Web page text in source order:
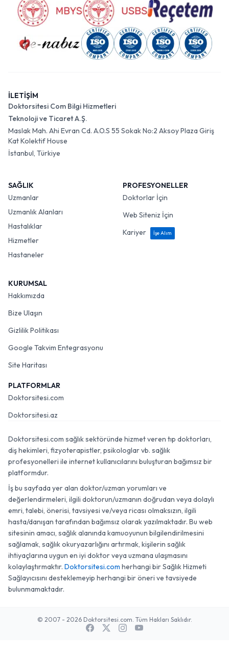
İLETİŞİM
Doktorsitesi Com Bilgi Hizmetleri
Teknoloji ve Ticaret A.Ş.
Maslak Mah. Ahi Evran Cd. A.O.S 55 Sokak No:2 Aksoy Plaza Giriş
Kat Kolektif House
İstanbul, Türkiye
SAĞLIK
Uzmanlar
Uzmanlık Alanları
Hastalıklar
Hizmetler
Hastaneler
PROFESYONELLER
Doktorlar İçin
Web Siteniz İçin
Kariyer
İşe Alım
KURUMSAL
Hakkımızda
Bize Ulaşın
Gizlilik Politikası
Google Takvim Entegrasyonu
Site Haritası
PLATFORMLAR
Doktorsitesi.com
Doktorsitesi.az
Doktorsitesi.com sağlık sektöründe hizmet veren tıp doktorları,
diş hekimleri, fizyoterapistler, psikologlar vb. sağlık
profesyonelleri ile internet kullanıcılarını buluşturan bağımsız bir
platformdur.
İş bu sayfada yer alan doktor/uzman yorumları ve
değerlendirmeleri, ilgili doktorun/uzmanın doğrudan veya dolaylı
emri, talebi, önerisi, tavsiyesi ve/veya ricası olmaksızın, ilgili
hasta/danışan tarafından bağımsız olarak yazılmaktadır. Bu web
sitesinin amacı, sağlık alanında kamuoyunun bilgilendirilmesini
sağlamak, sağlık okuryazarlığını artırmak, kişilerin sağlık
ihtiyaçlarına uygun en iyi doktor veya uzmana ulaşmasını
kolaylaştırmaktır. Doktorsitesi.com herhangi bir Sağlık Hizmeti
Sağlayıcısını desteklemeyip herhangi bir öneri ve tavsiyede
bulunmamaktadır.
© 2007 - 2026 Doktorsitesi.com. Tüm Hakları Saklıdır.